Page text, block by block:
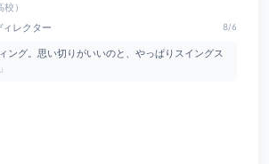
）
レクター 8/6
ング。思い切りがいいのと、やっぱりスイングス
」